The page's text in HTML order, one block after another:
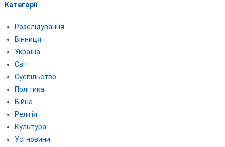
Категорії
Розслідування
Вінниця
Україна
Світ
Суспільство
Політика
Війна
Релігія
Культура
Усі новини